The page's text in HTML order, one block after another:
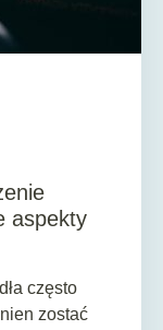
aspekty
często
zostać